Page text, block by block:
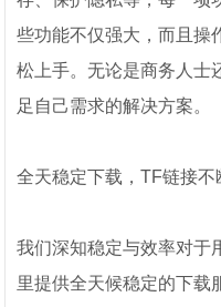
些功能不仅强大，而且操
松上手。无论是商务人士
足自己需求的解决方案。
全天稳定下载，TF链接不
我们深知稳定与效率对于
里提供全天候稳定的下载